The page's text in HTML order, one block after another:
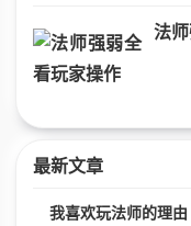
法
最新文章
我喜欢玩法师的理由